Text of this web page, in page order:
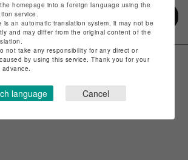
homepage into a foreign language using the
service.
is an automatic translation system, it may not be
and may differ from the original content of the
not take any responsibility for any direct or
by using this service. Thank you for your
language Cancel